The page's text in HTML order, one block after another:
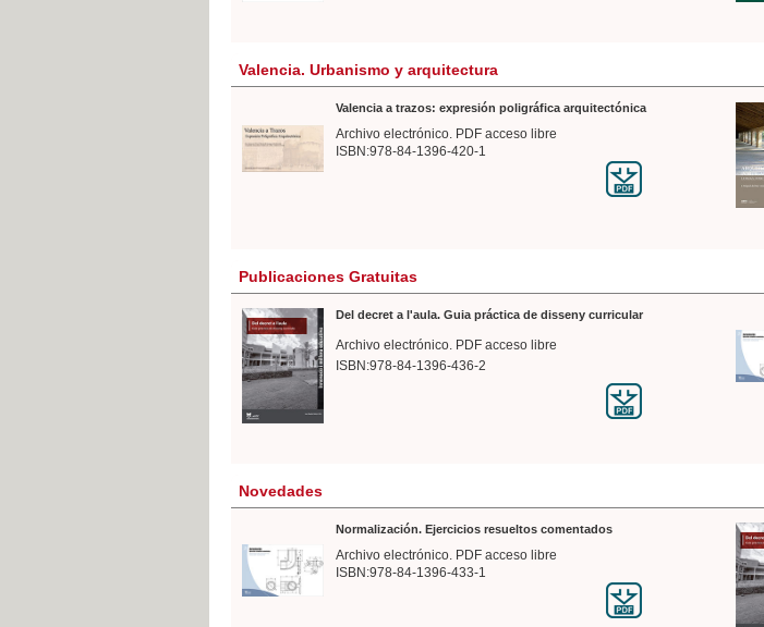
Valencia. Urbanismo y arquitectura
Valencia a trazos: expresión poligráfica arquitectónica
Archivo electrónico. PDF acceso libre
ISBN:978-84-1396-420-1
Publicaciones Gratuitas
Del decret a l'aula. Guia práctica de disseny curricular
Archivo electrónico. PDF acceso libre
ISBN:978-84-1396-436-2
Novedades
Normalización. Ejercicios resueltos comentados
Archivo electrónico. PDF acceso libre
ISBN:978-84-1396-433-1